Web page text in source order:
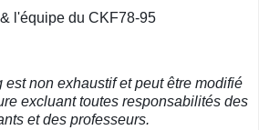
l'équipe du CKF78-95
non exhaustif et peut être modifié
excluant toutes responsabilités des
et des professeurs.